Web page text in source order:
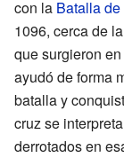
con la Batalla
1096, cerca de
que surgieron
ayudó de forma
batalla y
cruz se
derrotados en